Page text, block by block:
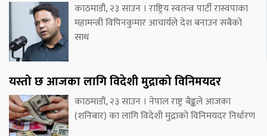
काठमाडौं, २३ साउन । राष्ट्रिय स्वतन्त्र पार्टी रास्वपाका
महामन्त्री विपिनकुमार आचार्यले देश बनाउन सबैको
साथ
यस्तो छ आजका लागि विदेशी मुद्राको विनिमयदर
काठमाडौं, २३ साउन । नेपाल राष्ट्र बैङ्कले आजका
(शनिबार) का लागि विदेशी मुद्राको विनिमयदर निर्धारण